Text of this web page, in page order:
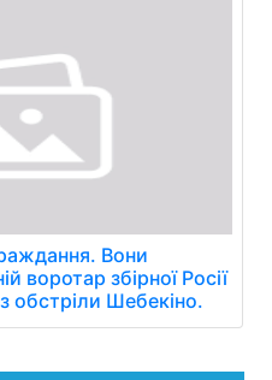
Вони
воротар збірної Росії
обстріли Шебекіно.